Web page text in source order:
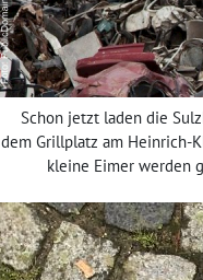
Schon jetzt laden die
dem Grillplatz am Heinrich-
kleine Eimer werden